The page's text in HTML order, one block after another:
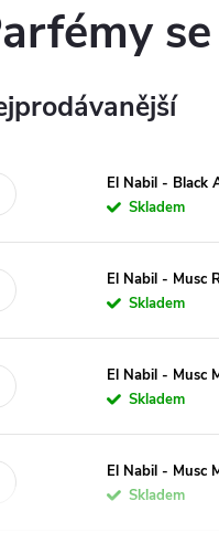
El Nabil - Black
Skladem
El Nabil - Musc
Skladem
El Nabil - Musc
Skladem
El Nabil - Musc
Skladem